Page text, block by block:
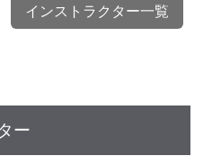
インストラクター一覧
ー